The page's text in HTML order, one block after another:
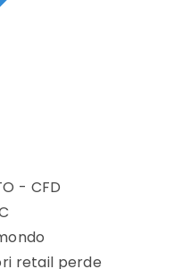
- CFD
retail perde